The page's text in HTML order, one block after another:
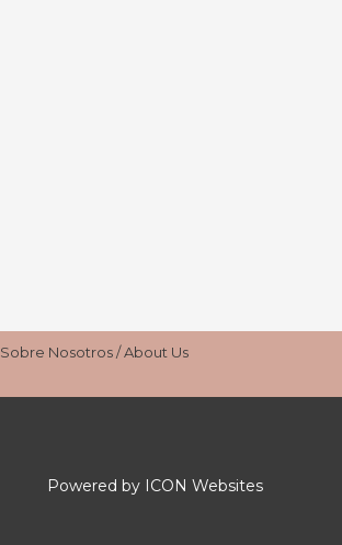
Sobre Nosotros / About Us
Powered by ICON Websites